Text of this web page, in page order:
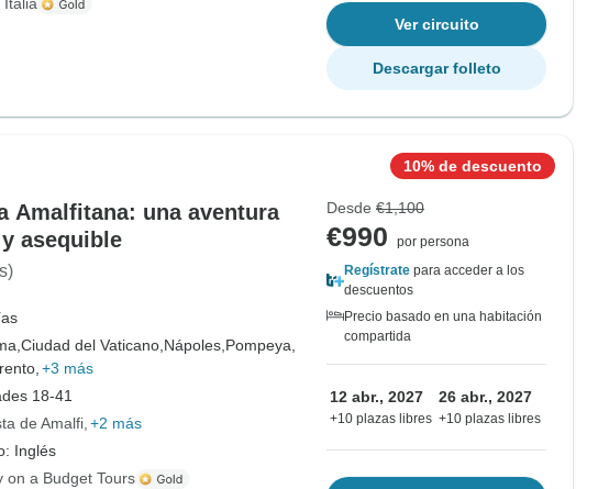
Ver circuito
Descargar folleto
Amalfitana: una aventura
asequible
Ciudad del Vaticano, Nápoles, Pompeya,
+3 más
18-41
de Amalfi +2 más
Inglés
on a Budget Tours
10% de descuento
Desde €1,100
€990
por persona
Regístrate para acceder a los
descuentos
Precio basado en una habitación
compartida
12 abr., 2027
+10 plazas libres
26 abr., 2027
+10 plazas libres